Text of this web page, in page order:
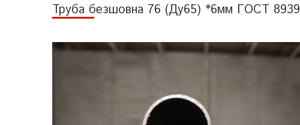
Труба безшовна 76 (Ду65) *6мм ГОСТ 8939